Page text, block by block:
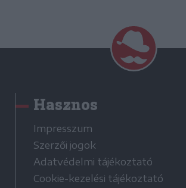
Hasznos
Impresszum
Szerzői jogok
Adatvédelmi tájékoztató
Cookie-kezelési tájékoztató